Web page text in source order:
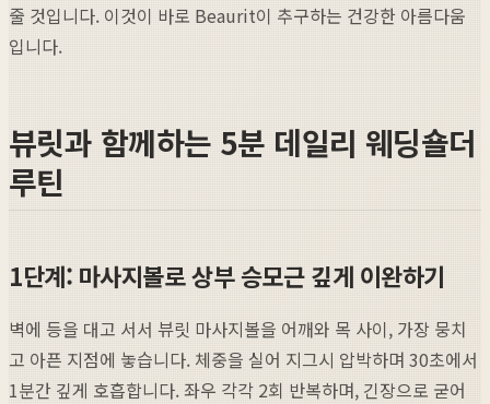
줄 것입니다. 이것이 바로 Beaurit이 추구하는 건강한 아름다움
입니다.
뷰릿과 함께하는 5분 데일리 웨딩숄더
루틴
1단계: 마사지볼로 상부 승모근 깊게 이완하기
벽에 등을 대고 서서 뷰릿 마사지볼을 어깨와 목 사이, 가장 뭉치
고 아픈 지점에 놓습니다. 체중을 실어 지그시 압박하며 30초에서
1분간 깊게 호흡합니다. 좌우 각각 2회 반복하며, 긴장으로 굳어